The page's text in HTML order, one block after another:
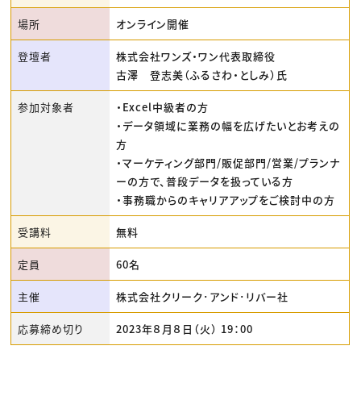
場所 オンライン開催
登壇者
株式会社ワンズ・ワン代表取締役
古澤 登志美（ふるさわ・としみ）氏
参加対象者
・Excel中級者の方
・データ領域に業務の幅を広げたいとお考えの
方
・マーケティング部門/販促部門/営業/プランナ
ーの方で、普段データを扱っている方
・事務職からのキャリアアップをご検討中の方
受講料 無料
定員 60名
主催 株式会社クリーク･アンド･リバー社
応募締め切り 2023年８月８日（火） 19：00